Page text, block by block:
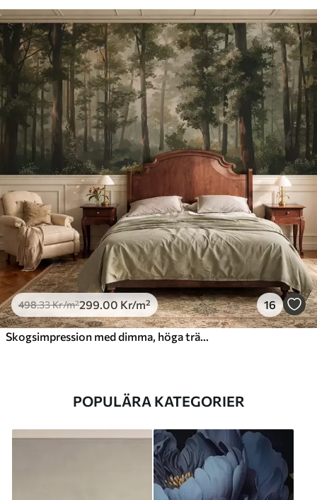
498.33Kr/m²299.00 Kr/m² 16
POPULÄRA KATEGORIER